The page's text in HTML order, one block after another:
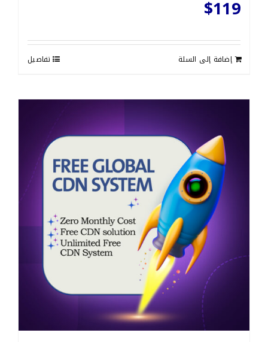
$119
إضافة إلى السلة تفاصيل